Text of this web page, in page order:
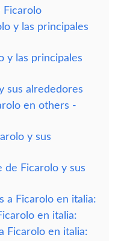
Ficarolo
y las principales
y las principales
sus alrededores
en others -
y sus
de Ficarolo y sus
a Ficarolo en italia:
en italia:
Ficarolo en italia: